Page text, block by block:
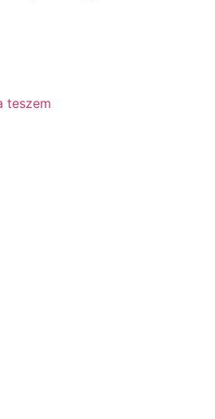
teszem